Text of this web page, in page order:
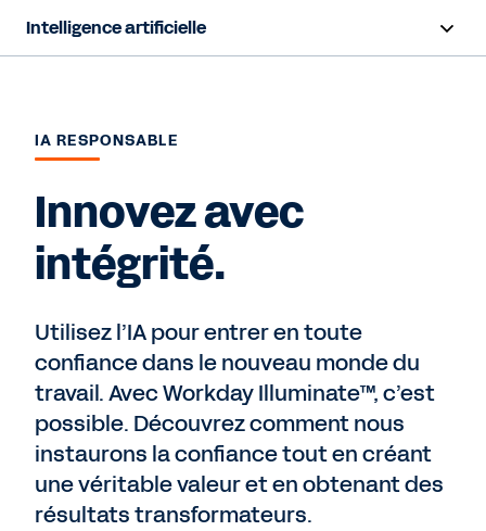
Intelligence artificielle
Sana
Tarification
IA responsable
Ressources
Nous contacter
IA RESPONSABLE
Innovez avec
intégrité.
Utilisez l’IA pour entrer en toute
confiance dans le nouveau monde du
travail. Avec Workday Illuminate™, c’est
possible. Découvrez comment nous
instaurons la confiance tout en créant
une véritable valeur et en obtenant des
résultats transformateurs.